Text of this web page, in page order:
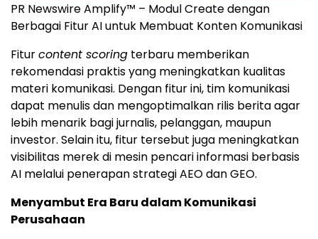
PR Newswire Amplify™ – Modul Create dengan
Berbagai Fitur AI untuk Membuat Konten Komunikasi
Fiturcontent scoring terbaru memberikan
rekomendasi praktis yang meningkatkan kualitas
materi komunikasi. Dengan fitur ini, tim komunikasi
dapat menulis dan mengoptimalkan rilis berita agar
lebih menarik bagi jurnalis, pelanggan, maupun
investor. Selain itu, fitur tersebut juga meningkatkan
visibilitas merek di mesin pencari informasi berbasis
AI melalui penerapan strategi AEO dan GEO.
Menyambut Era Baru dalam Komunikasi
Perusahaan